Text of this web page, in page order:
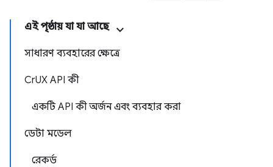
এই পৃষ্ঠায় যা যা আছে
সাধারণ ব্যবহারের ক্ষেত্রে
CrUX API কী
একটি API কী অর্জন এবং ব্যবহার করা
ডেটা মডেল
রেকর্ড